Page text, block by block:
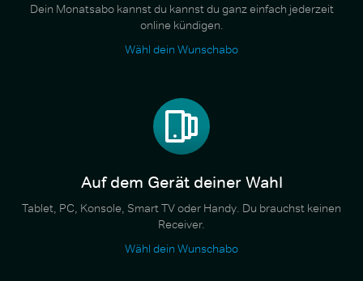
Dein Monatsabo kannst du kannst du ganz einfach jederzeit
online kündigen.
Wähl dein Wunschabo
Auf dem Gerät deiner Wahl
Tablet, PC, Konsole, Smart TV oder Handy. Du brauchst keinen
Receiver.
Wähl dein Wunschabo